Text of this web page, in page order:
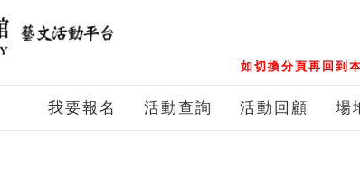
如切換分頁再回到
我要報名 活動查詢 活動回顧 場